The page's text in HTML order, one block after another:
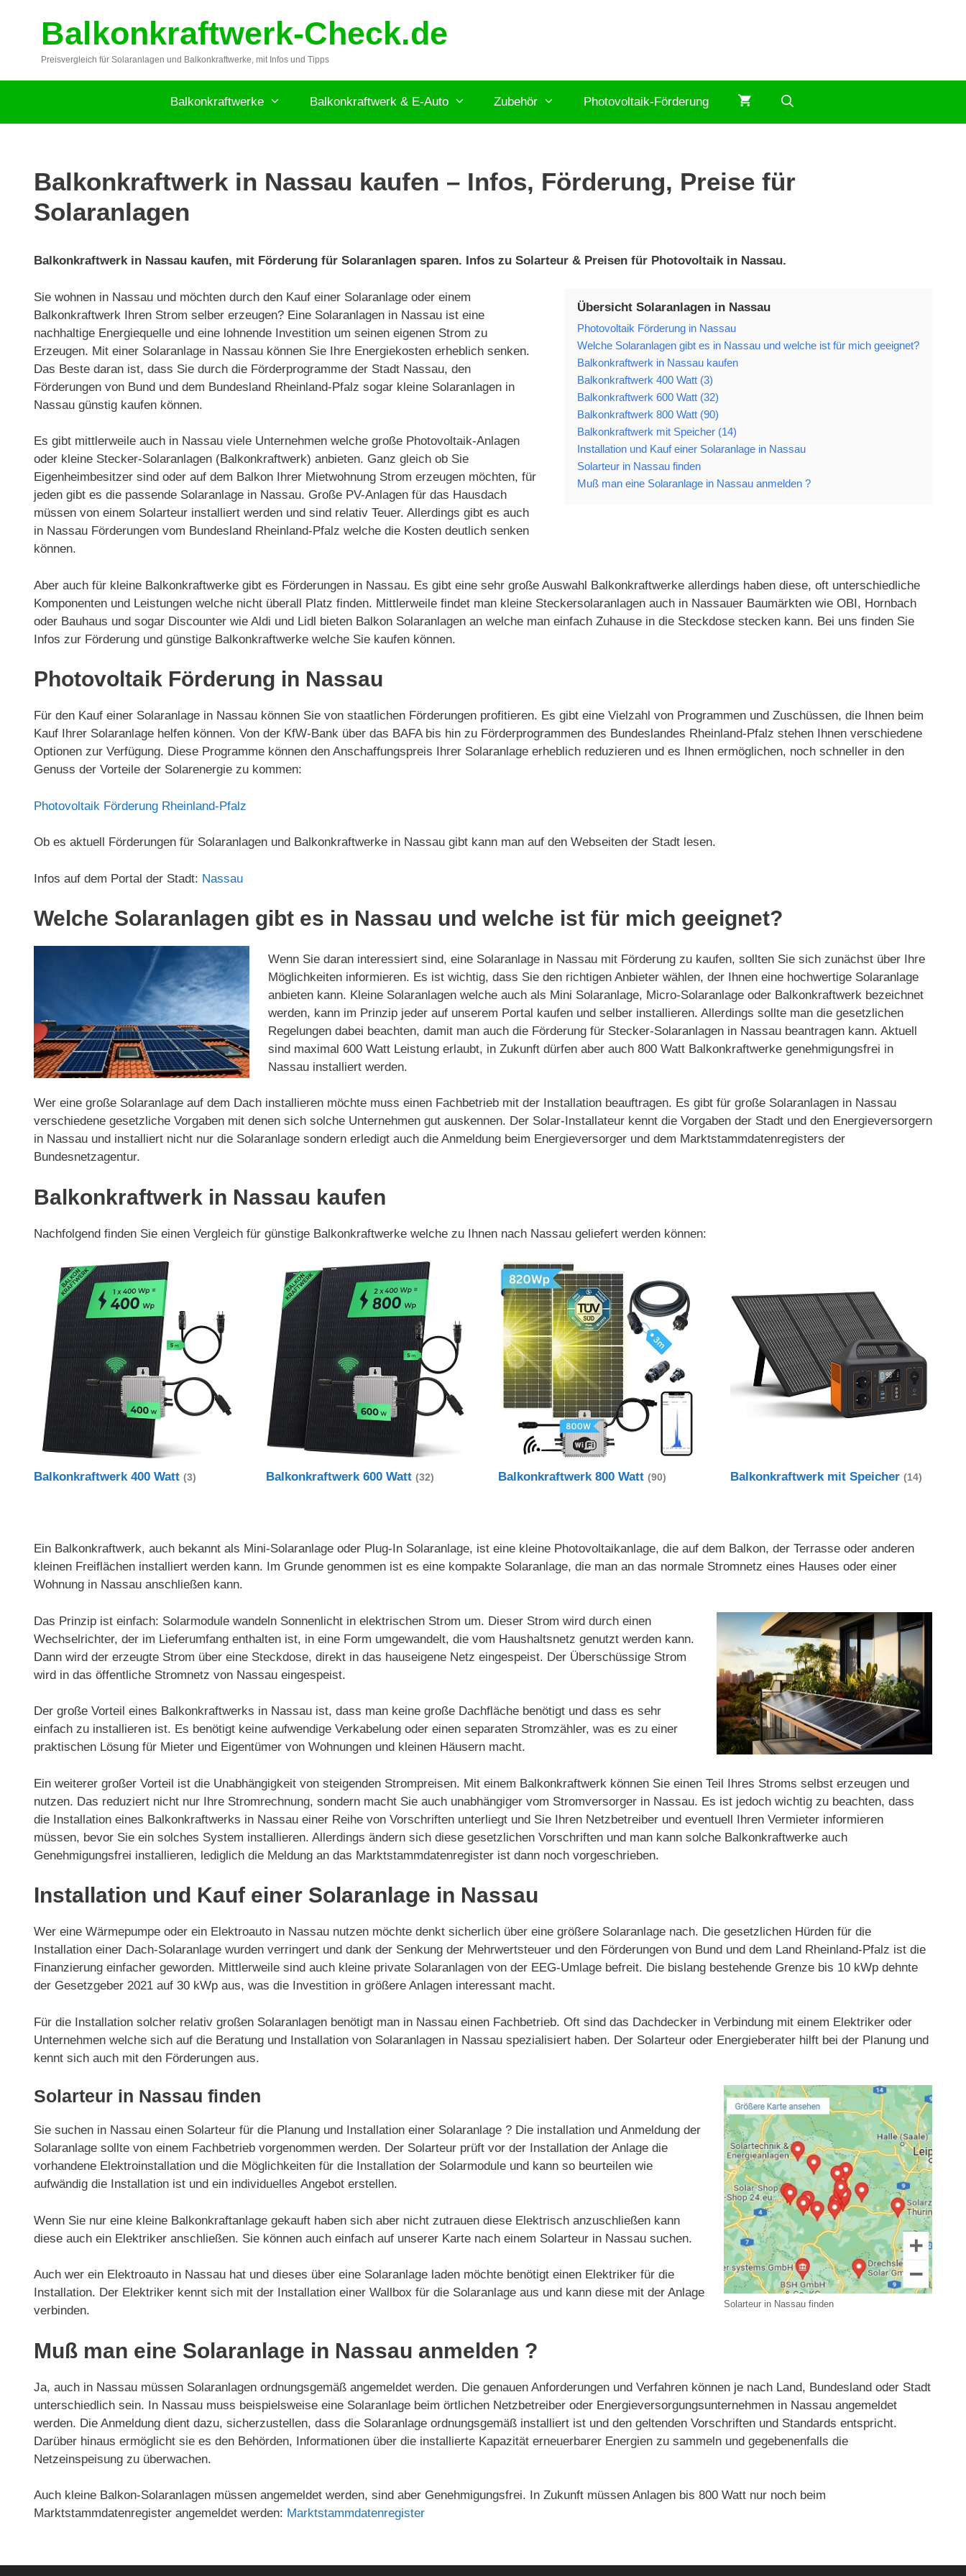
springenBalkonkraftwerk-Check.de
Preisvergleich für Solaranlagen und Balkonkraftwerke, mit Infos und Tipps
Balkonkraftwerke Balkonkraftwerk & E-Auto Zubehör Photovoltaik-Förderung
Balkonkraftwerk in Nassau kaufen – Infos, Förderung, Preise für
Solaranlagen
Balkonkraftwerk in Nassau kaufen, mit Förderung für Solaranlagen sparen. Infos zu Solarteur & Preisen für Photovoltaik in Nassau.
Übersicht Solaranlagen in Nassau
Photovoltaik Förderung in Nassau
Welche Solaranlagen gibt es in Nassau und welche ist für mich geeignet?
Balkonkraftwerk in Nassau kaufen
Balkonkraftwerk 400 Watt (3)
Balkonkraftwerk 600 Watt (32)
Balkonkraftwerk 800 Watt (90)
Balkonkraftwerk mit Speicher (14)
Installation und Kauf einer Solaranlage in Nassau
Solarteur in Nassau finden
Muß man eine Solaranlage in Nassau anmelden ?
Sie wohnen in Nassau und möchten durch den Kauf einer Solaranlage oder einem
Balkonkraftwerk Ihren Strom selber erzeugen? Eine Solaranlagen in Nassau ist eine
nachhaltige Energiequelle und eine lohnende Investition um seinen eigenen Strom zu
Erzeugen. Mit einer Solaranlage in Nassau können Sie Ihre Energiekosten erheblich senken.
Das Beste daran ist, dass Sie durch die Förderprogramme der Stadt Nassau, den
Förderungen von Bund und dem Bundesland Rheinland-Pfalz sogar kleine Solaranlagen in
Nassau günstig kaufen können.
Es gibt mittlerweile auch in Nassau viele Unternehmen welche große Photovoltaik-Anlagen
oder kleine Stecker-Solaranlagen (Balkonkraftwerk) anbieten. Ganz gleich ob Sie
Eigenheimbesitzer sind oder auf dem Balkon Ihrer Mietwohnung Strom erzeugen möchten, für
jeden gibt es die passende Solaranlage in Nassau. Große PV-Anlagen für das Hausdach
müssen von einem Solarteur installiert werden und sind relativ Teuer. Allerdings gibt es auch
in Nassau Förderungen vom Bundesland Rheinland-Pfalz welche die Kosten deutlich senken
können.
Aber auch für kleine Balkonkraftwerke gibt es Förderungen in Nassau. Es gibt eine sehr große Auswahl Balkonkraftwerke allerdings haben diese, oft unterschiedliche
Komponenten und Leistungen welche nicht überall Platz finden. Mittlerweile findet man kleine Steckersolaranlagen auch in Nassauer Baumärkten wie OBI, Hornbach
oder Bauhaus und sogar Discounter wie Aldi und Lidl bieten Balkon Solaranlagen an welche man einfach Zuhause in die Steckdose stecken kann. Bei uns finden Sie
Infos zur Förderung und günstige Balkonkraftwerke welche Sie kaufen können.
Photovoltaik Förderung in Nassau
Für den Kauf einer Solaranlage in Nassau können Sie von staatlichen Förderungen profitieren. Es gibt eine Vielzahl von Programmen und Zuschüssen, die Ihnen beim
Kauf Ihrer Solaranlage helfen können. Von der KfW-Bank über das BAFA bis hin zu Förderprogrammen des Bundeslandes Rheinland-Pfalz stehen Ihnen verschiedene
Optionen zur Verfügung. Diese Programme können den Anschaffungspreis Ihrer Solaranlage erheblich reduzieren und es Ihnen ermöglichen, noch schneller in den
Genuss der Vorteile der Solarenergie zu kommen:
Photovoltaik Förderung Rheinland-Pfalz
Ob es aktuell Förderungen für Solaranlagen und Balkonkraftwerke in Nassau gibt kann man auf den Webseiten der Stadt lesen.
Infos auf dem Portal der Stadt: Nassau
Welche Solaranlagen gibt es in Nassau und welche ist für mich geeignet?
Wenn Sie daran interessiert sind, eine Solaranlage in Nassau mit Förderung zu kaufen, sollten Sie sich zunächst über Ihre
Möglichkeiten informieren. Es ist wichtig, dass Sie den richtigen Anbieter wählen, der Ihnen eine hochwertige Solaranlage
anbieten kann. Kleine Solaranlagen welche auch als Mini Solaranlage, Micro-Solaranlage oder Balkonkraftwerk bezeichnet
werden, kann im Prinzip jeder auf unserem Portal kaufen und selber installieren. Allerdings sollte man die gesetzlichen
Regelungen dabei beachten, damit man auch die Förderung für Stecker-Solaranlagen in Nassau beantragen kann. Aktuell
sind maximal 600 Watt Leistung erlaubt, in Zukunft dürfen aber auch 800 Watt Balkonkraftwerke genehmigungsfrei in
Nassau installiert werden.
Wer eine große Solaranlage auf dem Dach installieren möchte muss einen Fachbetrieb mit der Installation beauftragen. Es gibt für große Solaranlagen in Nassau
verschiedene gesetzliche Vorgaben mit denen sich solche Unternehmen gut auskennen. Der Solar-Installateur kennt die Vorgaben der Stadt und den Energieversorgern
in Nassau und installiert nicht nur die Solaranlage sondern erledigt auch die Anmeldung beim Energieversorger und dem Marktstammdatenregisters der
Bundesnetzagentur.
Balkonkraftwerk in Nassau kaufen
Nachfolgend finden Sie einen Vergleich für günstige Balkonkraftwerke welche zu Ihnen nach Nassau geliefert werden können:
Balkonkraftwerk 400 Watt (3) Balkonkraftwerk 600 Watt(32) Balkonkraftwerk 800 Watt(90) Balkonkraftwerk mit Speicher(14)
Ein Balkonkraftwerk, auch bekannt als Mini-Solaranlage oder Plug-In Solaranlage, ist eine kleine Photovoltaikanlage, die auf dem Balkon, der Terrasse oder anderen
kleinen Freiflächen installiert werden kann. Im Grunde genommen ist es eine kompakte Solaranlage, die man an das normale Stromnetz eines Hauses oder einer
Wohnung in Nassau anschließen kann.
Das Prinzip ist einfach: Solarmodule wandeln Sonnenlicht in elektrischen Strom um. Dieser Strom wird durch einen
Wechselrichter, der im Lieferumfang enthalten ist, in eine Form umgewandelt, die vom Haushaltsnetz genutzt werden kann.
Dann wird der erzeugte Strom über eine Steckdose, direkt in das hauseigene Netz eingespeist. Der Überschüssige Strom
wird in das öffentliche Stromnetz von Nassau eingespeist.
Der große Vorteil eines Balkonkraftwerks in Nassau ist, dass man keine große Dachfläche benötigt und dass es sehr
einfach zu installieren ist. Es benötigt keine aufwendige Verkabelung oder einen separaten Stromzähler, was es zu einer
praktischen Lösung für Mieter und Eigentümer von Wohnungen und kleinen Häusern macht.
Ein weiterer großer Vorteil ist die Unabhängigkeit von steigenden Strompreisen. Mit einem Balkonkraftwerk können Sie einen Teil Ihres Stroms selbst erzeugen und
nutzen. Das reduziert nicht nur Ihre Stromrechnung, sondern macht Sie auch unabhängiger vom Stromversorger in Nassau. Es ist jedoch wichtig zu beachten, dass
die Installation eines Balkonkraftwerks in Nassau einer Reihe von Vorschriften unterliegt und Sie Ihren Netzbetreiber und eventuell Ihren Vermieter informieren
müssen, bevor Sie ein solches System installieren. Allerdings ändern sich diese gesetzlichen Vorschriften und man kann solche Balkonkraftwerke auch
Genehmigungsfrei installieren, lediglich die Meldung an das Marktstammdatenregister ist dann noch vorgeschrieben.
Installation und Kauf einer Solaranlage in Nassau
Wer eine Wärmepumpe oder ein Elektroauto in Nassau nutzen möchte denkt sicherlich über eine größere Solaranlage nach. Die gesetzlichen Hürden für die
Installation einer Dach-Solaranlage wurden verringert und dank der Senkung der Mehrwertsteuer und den Förderungen von Bund und dem Land Rheinland-Pfalz ist die
Finanzierung einfacher geworden. Mittlerweile sind auch kleine private Solaranlagen von der EEG-Umlage befreit. Die bislang bestehende Grenze bis 10 kWp dehnte
der Gesetzgeber 2021 auf 30 kWp aus, was die Investition in größere Anlagen interessant macht.
Für die Installation solcher relativ großen Solaranlagen benötigt man in Nassau einen Fachbetrieb. Oft sind das Dachdecker in Verbindung mit einem Elektriker oder
Unternehmen welche sich auf die Beratung und Installation von Solaranlagen in Nassau spezialisiert haben. Der Solarteur oder Energieberater hilft bei der Planung und
kennt sich auch mit den Förderungen aus.
Solarteur in Nassau finden
Solarteur in Nassau finden
Sie suchen in Nassau einen Solarteur für die Planung und Installation einer Solaranlage ? Die installation und Anmeldung der
Solaranlage sollte von einem Fachbetrieb vorgenommen werden. Der Solarteur prüft vor der Installation der Anlage die
vorhandene Elektroinstallation und die Möglichkeiten für die Installation der Solarmodule und kann so beurteilen wie
aufwändig die Installation ist und ein individuelles Angebot erstellen.
Wenn Sie nur eine kleine Balkonkraftanlage gekauft haben sich aber nicht zutrauen diese Elektrisch anzuschließen kann
diese auch ein Elektriker anschließen. Sie können auch einfach auf unserer Karte nach einem Solarteur in Nassau suchen.
Auch wer ein Elektroauto in Nassau hat und dieses über eine Solaranlage laden möchte benötigt einen Elektriker für die
Installation. Der Elektriker kennt sich mit der Installation einer Wallbox für die Solaranlage aus und kann diese mit der Anlage
verbinden.
Muß man eine Solaranlage in Nassau anmelden ?
Ja, auch in Nassau müssen Solaranlagen ordnungsgemäß angemeldet werden. Die genauen Anforderungen und Verfahren können je nach Land, Bundesland oder Stadt
unterschiedlich sein. In Nassau muss beispielsweise eine Solaranlage beim örtlichen Netzbetreiber oder Energieversorgungsunternehmen in Nassau angemeldet
werden. Die Anmeldung dient dazu, sicherzustellen, dass die Solaranlage ordnungsgemäß installiert ist und den geltenden Vorschriften und Standards entspricht.
Darüber hinaus ermöglicht sie es den Behörden, Informationen über die installierte Kapazität erneuerbarer Energien zu sammeln und gegebenenfalls die
Netzeinspeisung zu überwachen.
Auch kleine Balkon-Solaranlagen müssen angemeldet werden, sind aber Genehmigungsfrei. In Zukunft müssen Anlagen bis 800 Watt nur noch beim
Marktstammdatenregister angemeldet werden: Marktstammdatenregister